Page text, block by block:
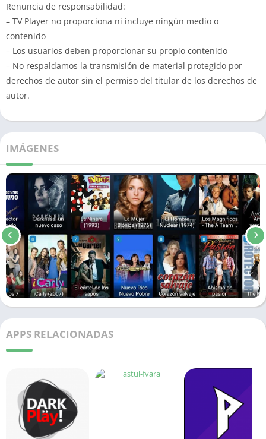
Renuncia de responsabilidad:
– TV Player no proporciona ni incluye ningún medio o
contenido
– Los usuarios deben proporcionar su propio contenido
– No respaldamos la transmisión de material protegido por
derechos de autor sin el permiso del titular de los derechos de
autor.
IMÁGENES
APPS RELACIONADAS